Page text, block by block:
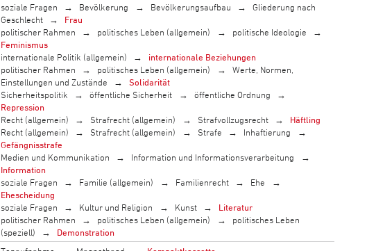
soziale Fragen Bevölkerung Bevölkerungsaufbau
Gliederung nach
Geschlecht
Frau
politischer Rahmen
politisches Leben (allgemein)
politische Ideologie
Feminismus
internationale Politik (allgemein)
internationale Beziehungen
politischer Rahmen
politisches Leben (allgemein)
Werte, Normen,
Einstellungen und Zustände
Solidarität
Sicherheitspolitik
öffentliche Sicherheit
öffentliche Ordnung
Repression
Recht (allgemein)
Strafrecht (allgemein) Strafvollzugsrecht
Häftling
Recht (allgemein)
Strafrecht (allgemein) Strafe
Inhaftierung
Gefängnisstrafe
Medien und Kommunikation
Information und Informationsverarbeitung
Information
soziale Fragen
Familie (allgemein) Familienrecht
Ehe
Ehescheidung
soziale Fragen
Kultur und Religion Kunst
Literatur
politischer Rahmen
politisches Leben (allgemein)
politisches Leben
(speziell)
Demonstration